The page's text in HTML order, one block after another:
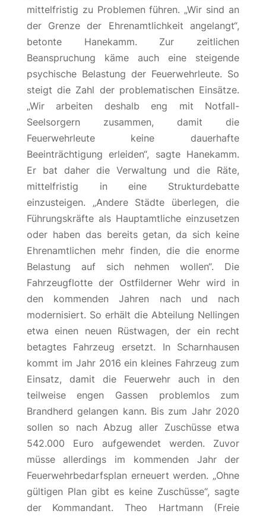
mittelfristig zu Problemen führen. „Wir sind an
der Grenze der Ehrenamtlichkeit angelangt“,
betonte Hanekamm. Zur zeitlichen
Beanspruchung käme auch eine steigende
psychische Belastung der Feuerwehrleute. So
steigt die Zahl der problematischen Einsätze.
„Wir arbeiten deshalb eng mit Notfall-
Seelsorgern zusammen, damit die
Feuerwehrleute keine dauerhafte
Beeinträchtigung erleiden“, sagte Hanekamm.
Er bat daher die Verwaltung und die Räte,
mittelfristig in eine Strukturdebatte
einzusteigen. „Andere Städte überlegen, die
Führungskräfte als Hauptamtliche einzusetzen
oder haben das bereits getan, da sich keine
Ehrenamtlichen mehr finden, die die enorme
Belastung auf sich nehmen wollen“. Die
Fahrzeugflotte der Ostfilderner Wehr wird in
den kommenden Jahren nach und nach
modernisiert. So erhält die Abteilung Nellingen
etwa einen neuen Rüstwagen, der ein recht
betagtes Fahrzeug ersetzt. In Scharnhausen
kommt im Jahr 2016 ein kleines Fahrzeug zum
Einsatz, damit die Feuerwehr auch in den
teilweise engen Gassen problemlos zum
Brandherd gelangen kann. Bis zum Jahr 2020
sollen so nach Abzug aller Zuschüsse etwa
542.000 Euro aufgewendet werden. Zuvor
müsse allerdings im kommenden Jahr der
Feuerwehrbedarfsplan erneuert werden. „Ohne
gültigen Plan gibt es keine Zuschüsse“, sagte
der Kommandant. Theo Hartmann (Freie